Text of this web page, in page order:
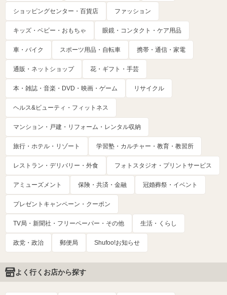
ショッピングセンター・百貨店 ファッション
キッズ・ベビー・おもちゃ 眼鏡・コンタクト・ケア用品
車・バイク スポーツ用品・自転車 携帯・通信・家電
通販・ネットショップ 花・ギフト・手芸
本・雑誌・音楽・DVD・映画・ゲーム リサイクル
ヘルス&ビューティ・フィットネス
マンション・戸建・リフォーム・レンタル収納
旅行・ホテル・リゾート 学習塾・カルチャー・教育・教習所
レストラン・デリバリー・外食 フォトスタジオ・プリントサービス
アミューズメント 保険・共済・金融 冠婚葬祭・イベント
プレゼントキャンペーン・クーポン
TV局・新聞社・フリーペーパー・その他 生活・くらし
政党・政治 郵便局 Shufoo!お知らせ
よく行くお店から探す